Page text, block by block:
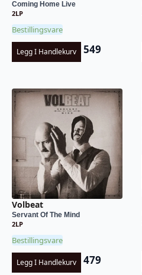
Coming Home Live
2LP
Bestillingsvare
Legg I Handlekurv 549
Volbeat
Servant Of The Mind
2LP
Bestillingsvare
Legg I Handlekurv 479